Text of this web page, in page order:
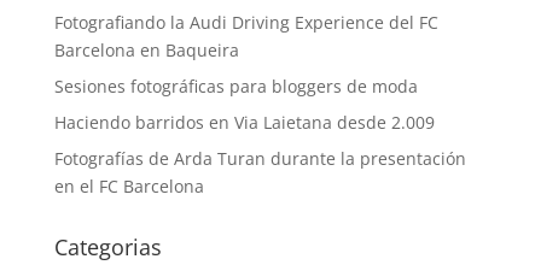
Fotografiando la Audi Driving Experience del FC
Barcelona en Baqueira
Sesiones fotográficas para bloggers de moda
Haciendo barridos en Via Laietana desde 2.009
Fotografías de Arda Turan durante la presentación
en el FC Barcelona
Categorias